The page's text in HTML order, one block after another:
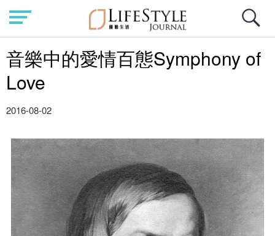
音樂中的愛情百態Symphony of
Love
2016-08-02